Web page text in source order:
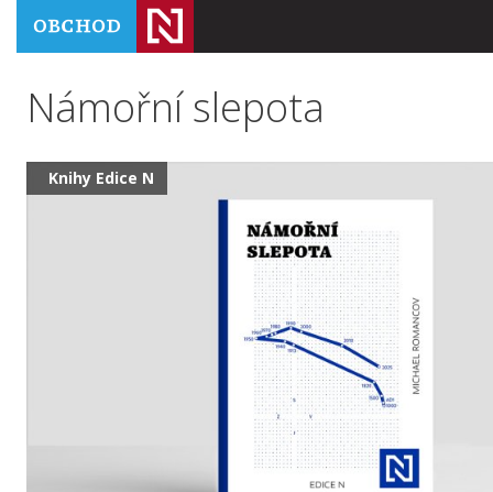
Námořní slepota
Knihy Edice N